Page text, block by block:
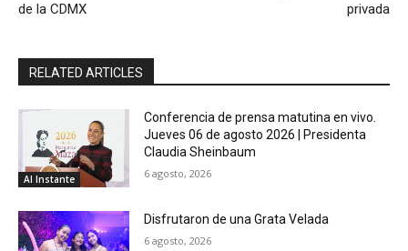
de la CDMX
privada
RELATED ARTICLES
Al Instante
Conferencia de prensa matutina en vivo.
Jueves 06 de agosto 2026 | Presidenta
Claudia Sheinbaum
6 agosto, 2026
Disfrutaron de una Grata Velada
6 agosto, 2026